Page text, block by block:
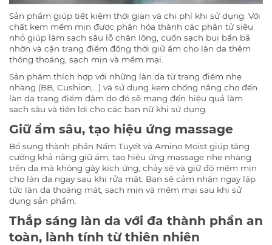
Sản phẩm giúp tiết kiệm thời gian và chi phí khi sử dụng. Với
chất kem mềm mịn được phân hóa thành các phân tử siêu
nhỏ giúp làm sạch sâu lỗ chân lông, cuốn sạch bụi bẩn bã
nhờn và cặn trang điểm đồng thời giữ ẩm cho làn da thêm
thông thoáng, sạch mịn và mềm mại.
Sản phẩm thích hợp với những làn da từ trang điểm nhẹ
nhàng (BB, Cushion,…) và sử dụng kem chống nắng cho đến
làn da trang điểm đậm do đó sẽ mang đến hiệu quả làm
sạch sâu và tiện lợi cho các bạn nữ khi sử dụng.
Giữ ẩm sâu, tạo hiệu ứng massage
Bổ sung thành phần Nấm Tuyết và Amino Moist giúp tăng
cường khả năng giữ ẩm, tạo hiệu ứng massage nhẹ nhàng
trên da mà không gây kích ứng, chảy sệ và giữ độ mềm mịn
cho làn da ngay sau khi rửa mặt. Bạn sẽ cảm nhận ngay lập
tức làn da thoáng mát, sạch mịn và mềm mại sau khi sử
dụng sản phẩm.
Thắp sáng làn da với đa thành phần an
toàn, lành tính từ thiên nhiên